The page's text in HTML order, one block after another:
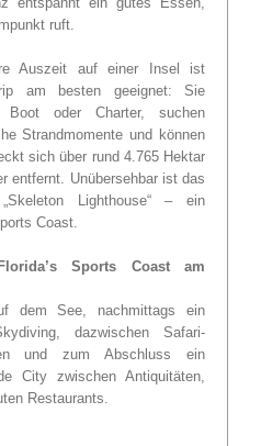
ruft.
Auszeit auf einer Insel ist
am besten geeignet: Sie
oder Charter, suchen
Strandmomente und können
sich über rund 4.765 Hektar
entfernt. Unübersehbar ist das
Lighthouse“ – ein
Coast.
Sports Coast am
dem See, nachmittags ein
dazwischen Safari-
und zum Abschluss ein
City zwischen Antiquitäten,
Restaurants.